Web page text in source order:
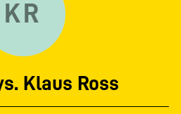
KR
Klaus Ross